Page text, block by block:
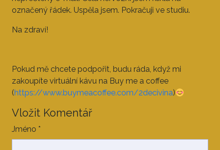
označený řádek. Uspěla jsem. Pokračuji ve studiu.
Na zdraví!
Pokud mě chcete podpořit, budu ráda, když mi
zakoupíte virtuální kávu na Buy me a coffee
(https://www.buymeacoffee.com/2decivina)
Vložit Komentář
Jméno *